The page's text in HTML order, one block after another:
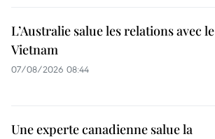
L’Australie salue les relations avec le
Vietnam
07/08/2026 08:44
Une experte canadienne salue la